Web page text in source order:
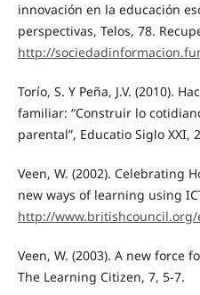
innovación en la educación
perspectivas, Telos, 78.
http://
Torío, S. Y Peña, J.V. (2010).
familiar: “Construir lo
parental”, Educatio Siglo XXI,
Veen, W. (2002). Celebrating
new ways of learning using
http://www.britishcouncil.org/
Veen, W. (2003). A new force
The Learning Citizen, 7, 5-7.